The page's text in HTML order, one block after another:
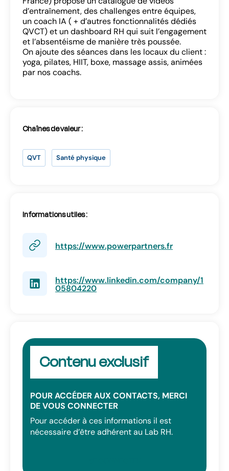
d’entraînement, des challenges entre équipes,
un coach IA ( + d’autres fonctionnalités dédiés
QVCT) et un dashboard RH qui suit l’engagement
et l’absentéisme de manière très poussée.
On ajoute des séances dans les locaux du client :
yoga, pilates, HIIT, boxe, massage assis, animées
par nos coachs.
Chaînes de valeur :
QVT Santé physique
Informations utiles :
https://www.powerpartners.fr
https://www.linkedin.com/company/1
05804220
Contenu exclusif
POUR ACCÉDER AUX CONTACTS, MERCI
DE VOUS CONNECTER
Pour accéder à ces informations il est
nécessaire d’être adhérent au Lab RH.
Se connecter
Vous n’avez pas d’adresse e-mail valide ?